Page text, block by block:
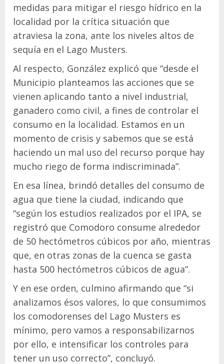
medidas para mitigar el riesgo hídrico en la
localidad por la crítica situación que
atraviesa la zona, ante los niveles altos de
sequía en el Lago Musters.
Al respecto, González explicó que “desde el
Municipio planteamos las acciones que se
vienen aplicando tanto a nivel industrial,
ganadero como civil, a fines de controlar el
consumo en la localidad. Estamos en un
momento de crisis y sabemos que se está
haciendo un mal uso del recurso porque hay
mucho riego de forma indiscriminada”.
En esa línea, brindó detalles del consumo de
agua que tiene la ciudad, indicando que
“según los estudios realizados por el IPA, se
registró que Comodoro consume alrededor
de 50 hectómetros cúbicos por año, mientras
que, en otras zonas de la cuenca se gasta
hasta 500 hectómetros cúbicos de agua”.
Y en ese orden, culmino afirmando que “si
analizamos ésos valores, lo que consumimos
los comodorenses del Lago Musters es
mínimo, pero vamos a responsabilizarnos
por ello, e intensificar los controles para
tener un uso correcto”, concluyó.